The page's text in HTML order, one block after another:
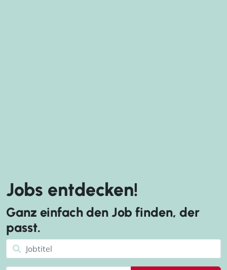
Jobs entdecken!
Ganz einfach den Job finden, der
passt.